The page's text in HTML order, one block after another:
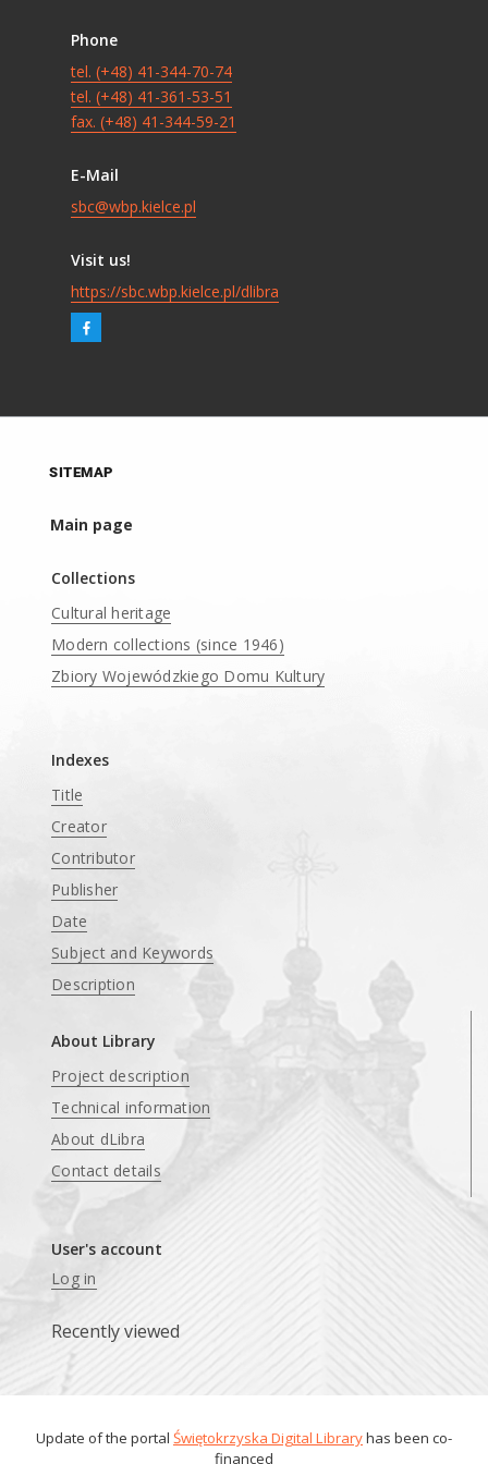
Phone
tel. (+48) 41-344-70-74
tel. (+48) 41-361-53-51
fax. (+48) 41-344-59-21
E-Mail
sbc@wbp.kielce.pl
Visit us!
https://sbc.wbp.kielce.pl/dlibra
SITEMAP
Main page
Collections
Cultural heritage
Modern collections (since 1946)
Zbiory Wojewódzkiego Domu Kultury
Indexes
Title
Creator
Contributor
Publisher
Date
Subject and Keywords
Description
About Library
Project description
Technical information
About dLibra
Contact details
User's account
Log in
Recently viewed
Update of the portal Świętokrzyska Digital Libraryhas been co-
financed